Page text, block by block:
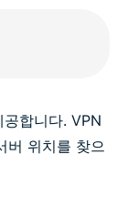
합니다. VPN
버 위치를 찾으